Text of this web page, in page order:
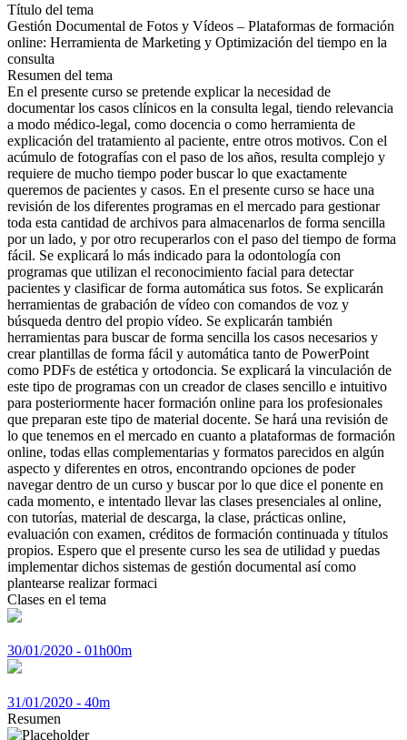
Título del tema
Gestión Documental de Fotos y Vídeos – Plataformas de formación
online: Herramienta de Marketing y Optimización del tiempo en la
consulta
Resumen del tema
En el presente curso se pretende explicar la necesidad de
documentar los casos clínicos en la consulta legal, tiendo relevancia
a modo médico-legal, como docencia o como herramienta de
explicación del tratamiento al paciente, entre otros motivos. Con el
acúmulo de fotografías con el paso de los años, resulta complejo y
requiere de mucho tiempo poder buscar lo que exactamente
queremos de pacientes y casos. En el presente curso se hace una
revisión de los diferentes programas en el mercado para gestionar
toda esta cantidad de archivos para almacenarlos de forma sencilla
por un lado, y por otro recuperarlos con el paso del tiempo de forma
fácil. Se explicará lo más indicado para la odontología con
programas que utilizan el reconocimiento facial para detectar
pacientes y clasificar de forma automática sus fotos. Se explicarán
herramientas de grabación de vídeo con comandos de voz y
búsqueda dentro del propio vídeo. Se explicarán también
herramientas para buscar de forma sencilla los casos necesarios y
crear plantillas de forma fácil y automática tanto de PowerPoint
como PDFs de estética y ortodoncia. Se explicará la vinculación de
este tipo de programas con un creador de clases sencillo e intuitivo
para posteriormente hacer formación online para los profesionales
que preparan este tipo de material docente. Se hará una revisión de
lo que tenemos en el mercado en cuanto a plataformas de formación
online, todas ellas complementarias y formatos parecidos en algún
aspecto y diferentes en otros, encontrando opciones de poder
navegar dentro de un curso y buscar por lo que dice el ponente en
cada momento, e intentado llevar las clases presenciales al online,
con tutorías, material de descarga, la clase, prácticas online,
evaluación con examen, créditos de formación continuada y títulos
propios. Espero que el presente curso les sea de utilidad y puedas
implementar dichos sistemas de gestión documental así como
plantearse realizar formaci
Clases en el tema
30/01/2020 - 01h00m
31/01/2020 - 40m
Resumen